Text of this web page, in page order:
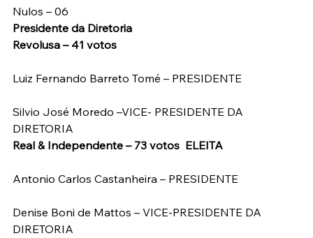
Nulos – 06
Presidente da Diretoria
Revolusa – 41 votos
Luiz Fernando Barreto Tomé – PRESIDENTE
Silvio José Moredo –VICE- PRESIDENTE DA
DIRETORIA
Real & Independente – 73 votos  ELEITA
Antonio Carlos Castanheira – PRESIDENTE
Denise Boni de Mattos – VICE-PRESIDENTE DA
DIRETORIA